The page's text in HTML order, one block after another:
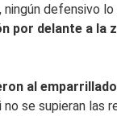
ningún defensivo
por delante a
al
no se supieran las